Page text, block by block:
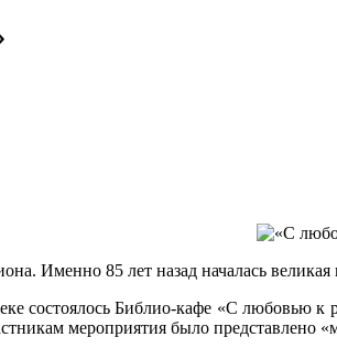
Именно 85 лет назад началась великая
состоялось Библио-кафе «С любовью
мероприятия было представлено